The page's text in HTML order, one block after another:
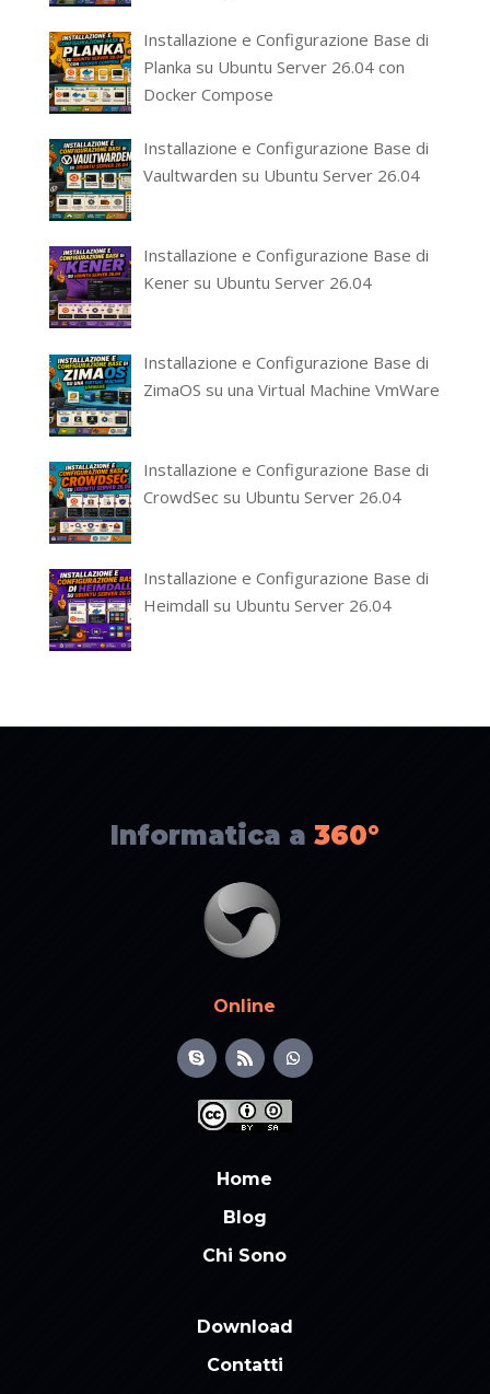
Installazione e Configurazione Base di
Planka su Ubuntu Server 26.04 con
Docker Compose
Installazione e Configurazione Base di
Vaultwarden su Ubuntu Server 26.04
Installazione e Configurazione Base di
Kener su Ubuntu Server 26.04
Installazione e Configurazione Base di
ZimaOS su una Virtual Machine VmWare
Installazione e Configurazione Base di
CrowdSec su Ubuntu Server 26.04
Installazione e Configurazione Base di
Heimdall su Ubuntu Server 26.04
Informatica a 360°
Online
Home
Blog
Chi Sono
Download
Contatti